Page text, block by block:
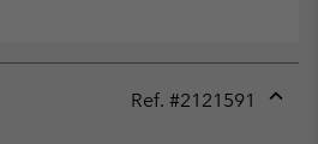
Ref. #2121591